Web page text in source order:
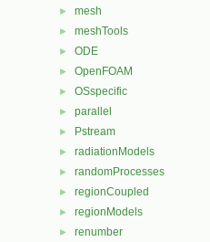
► mesh
► meshTools
► ODE
► OpenFOAM
► OSspecific
► parallel
► Pstream
► radiationModels
► randomProcesses
► regionCoupled
► regionModels
► renumber